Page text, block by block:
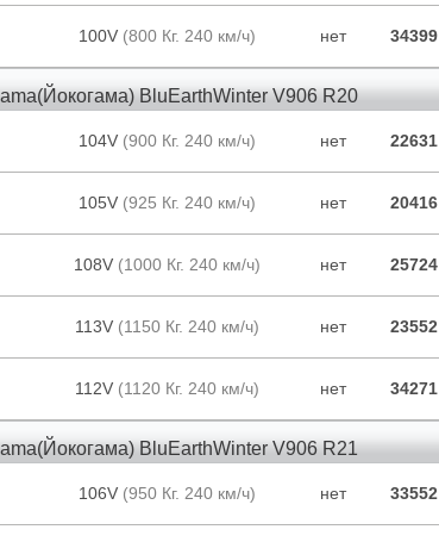
100V (800 Кг. 240 км/ч) нет 34399
BluEarthWinter V906 R20
104V (900 Кг. 240 км/ч) нет 22631
105V (925 Кг. 240 км/ч) нет 20416
108V (1000 Кг. 240 км/ч) нет 25724
113V (1150 Кг. 240 км/ч) нет 23552
112V (1120 Кг. 240 км/ч) нет 34271
BluEarthWinter V906 R21
106V (950 Кг. 240 км/ч) нет 33552